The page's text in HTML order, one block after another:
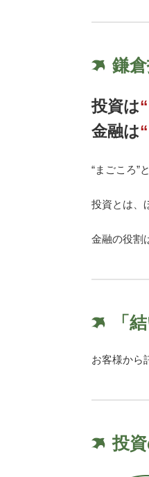
鎌
投資は
金融は
“まごころ”
投資とは、
金融の役割
「
お客様から
投